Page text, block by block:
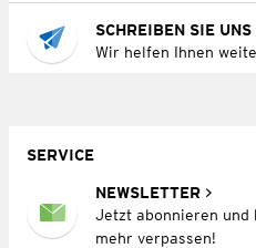
SCHREIBEN SIE UNS
Wir helfen Ihnen
SERVICE
NEWSLETTER
Jetzt abonnieren und
mehr verpassen!